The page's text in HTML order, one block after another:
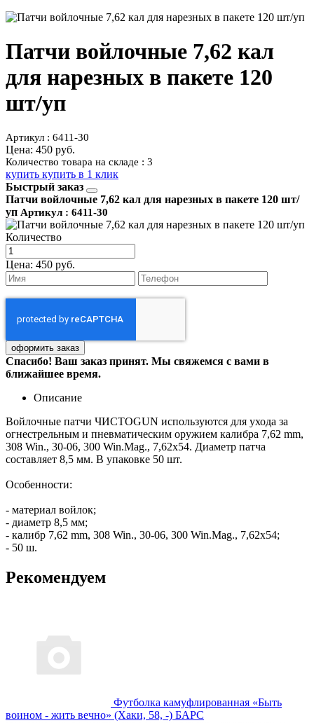
Патчи войлочные 7,62 кал
для нарезных в пакете 120
шт/уп
Артикул : 6411-30
Цена: 450 руб.
Количество товара на складе : 3
купить купить в 1 клик
Быстрый заказ
Патчи войлочные 7,62 кал для нарезных в пакете 120 шт/
уп Артикул : 6411-30
Количество
Цена: 450 руб.
Спасибо! Ваш заказ принят. Мы свяжемся с вами в
ближайшее время.
Описание
Войлочные патчи ЧИСТОGUN используются для ухода за
огнестрельным и пневматическим оружием калибра 7,62 mm,
308 Win., 30-06, 300 Win.Mag., 7,62х54. Диаметр патча
составляет 8,5 мм. В упаковке 50 шт.
Особенности:
- материал войлок;
- диаметр 8,5 мм;
- калибр 7,62 mm, 308 Win., 30-06, 300 Win.Mag., 7,62х54;
- 50 ш.
Рекомендуем
Футболка камуфлированная «Быть
воином - жить вечно» (Хаки, 58, -) БАРС